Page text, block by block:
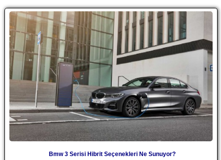
Bmw 3 Serisi Hibrit Seçenekleri Ne Sunuyor?